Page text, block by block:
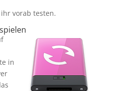
vorab testen.
in